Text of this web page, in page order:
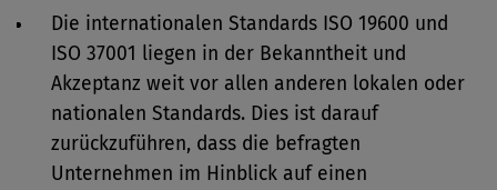
Die internationalen Standards ISO 19600 und
ISO 37001 liegen in der Bekanntheit und
Akzeptanz weit vor allen anderen lokalen oder
nationalen Standards. Dies ist darauf
zurückzuführen, dass die befragten
Unternehmen im Hinblick auf einen